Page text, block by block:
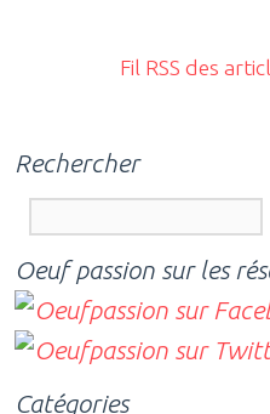
Fil RSS des
Rechercher
Oeuf passion sur les
Catégories